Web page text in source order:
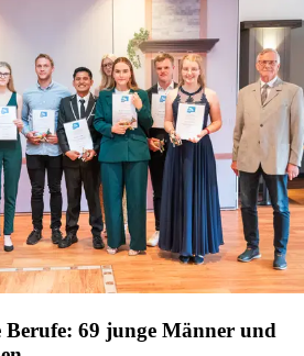
69 junge Männer und